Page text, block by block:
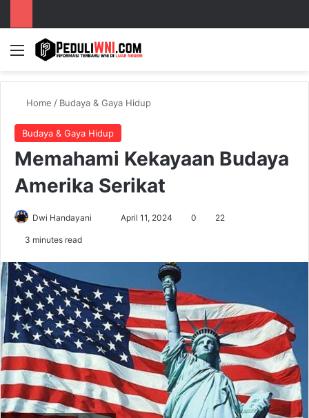
Menu
Home / Budaya & Gaya Hidup
Budaya & Gaya Hidup
Memahami Kekayaan Budaya
Amerika Serikat
Dwi Handayani
a
n
e
m
a
l
April 11, 2024 0 22
3 minutes read